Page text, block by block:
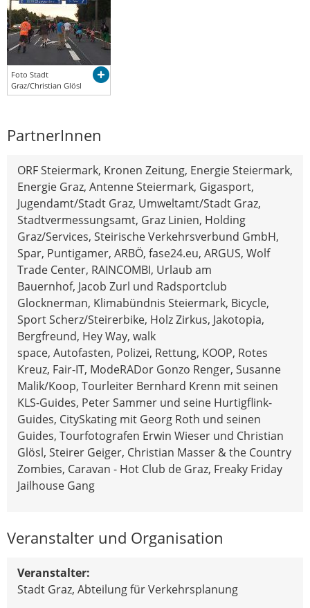
Foto Stadt
Graz/Christian Glösl
PartnerInnen
ORF Steiermark, Kronen Zeitung, Energie Steiermark,
Energie Graz, Antenne Steiermark, Gigasport,
Jugendamt/Stadt Graz, Umweltamt/Stadt Graz,
Stadtvermessungsamt, Graz Linien, Holding
Graz/Services, Steirische Verkehrsverbund GmbH,
Spar, Puntigamer, ARBÖ, fase24.eu, ARGUS, Wolf
Trade Center, RAINCOMBI, Urlaub am
Bauernhof, Jacob Zurl und Radsportclub
Glocknerman, Klimabündnis Steiermark, Bicycle,
Sport Scherz/Steirerbike, Holz Zirkus, Jakotopia,
Bergfreund, Hey Way, walk
space, Autofasten, Polizei, Rettung, KOOP, Rotes
Kreuz, Fair-IT, ModeRADor Gonzo Renger, Susanne
Malik/Koop, Tourleiter Bernhard Krenn mit seinen
KLS-Guides, Peter Sammer und seine Hurtigflink-
Guides, CitySkating mit Georg Roth und seinen
Guides, Tourfotografen Erwin Wieser und Christian
Glösl, Steirer Geiger, Christian Masser & the Country
Zombies, Caravan - Hot Club de Graz, Freaky Friday
Jailhouse Gang
Veranstalter und Organisation
Veranstalter:
Stadt Graz, Abteilung für Verkehrsplanung